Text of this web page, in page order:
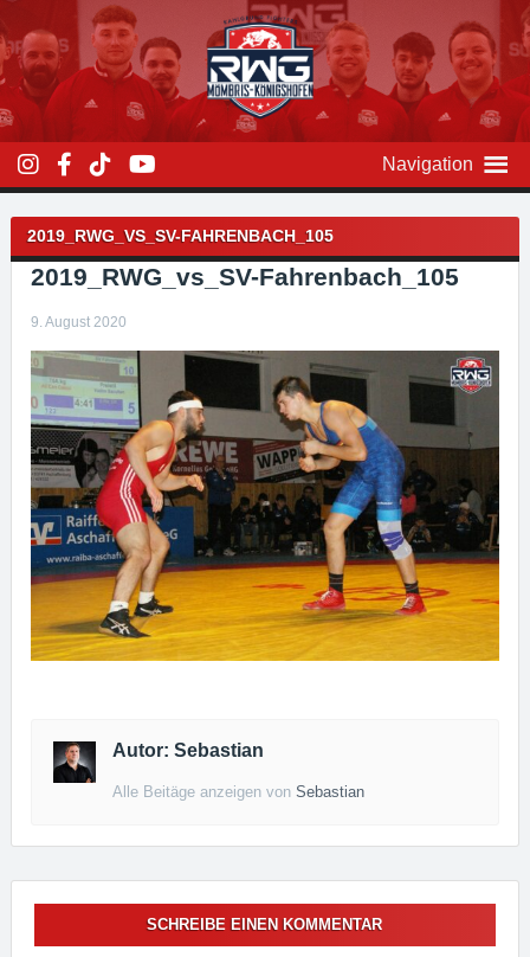
Inhalt
überspringen
Navigation
2019_RWG_VS_SV-FAHRENBACH_105
2019_RWG_vs_SV-Fahrenbach_105
9. August 2020
Autor: Sebastian
Alle Beitäge anzeigen vonSebastian
Beitragsnavigation
SCHREIBE EINEN KOMMENTAR